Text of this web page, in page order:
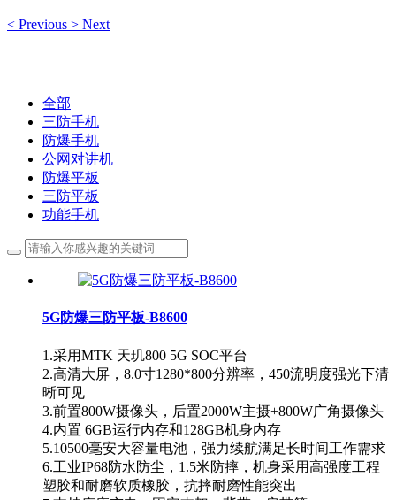
< Previous > Next
全部
三防手机
防爆手机
公网对讲机
防爆平板
三防平板
功能手机
5G防爆三防平板-B8600
1.采用MTK 天玑800 5G SOC平台
2.高清大屏，8.0寸1280*800分辨率，450流明度强光下清
晰可见
3.前置800W摄像头，后置2000W主摄+800W广角摄像头
4.内置 6GB运行内存和128GB机身内存
5.10500毫安大容量电池，强力续航满足长时间工作需求
6.工业IP68防水防尘，1.5米防摔，机身采用高强度工程
塑胶和耐磨软质橡胶，抗摔耐磨性能突出